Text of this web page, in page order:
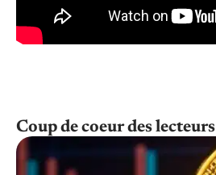
Coup de coeur des lecteurs